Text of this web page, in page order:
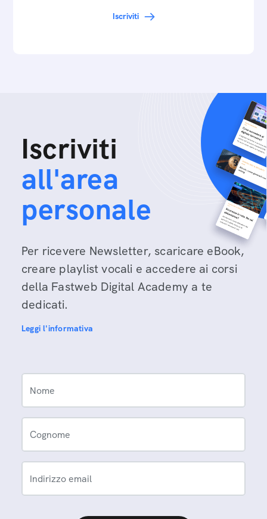
Iscriviti
Iscriviti
all'area
personale
Per ricevere Newsletter, scaricare eBook,
creare playlist vocali e accedere ai corsi
della Fastweb Digital Academy a te
dedicati.
Leggi l'informativa
Nome
Cognome
Indirizzo email